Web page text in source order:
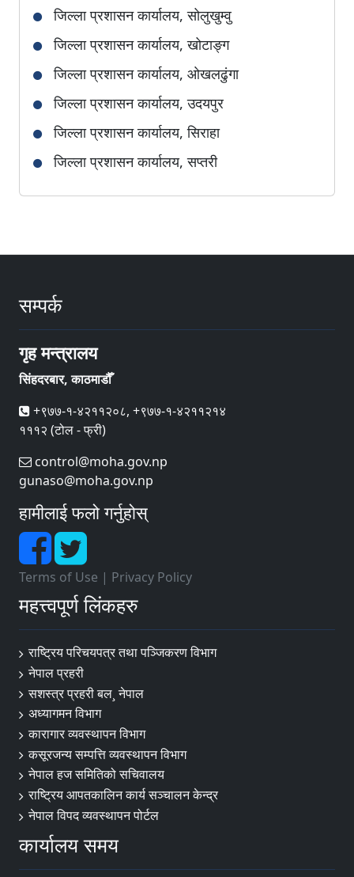
जिल्ला प्रशासन कार्यालय, सोलुखुम्वु
जिल्ला प्रशासन कार्यालय, खोटाङ्ग
जिल्ला प्रशासन कार्यालय, ओखलढुंगा
जिल्ला प्रशासन कार्यालय, उदयपुर
जिल्ला प्रशासन कार्यालय, सिराहा
जिल्ला प्रशासन कार्यालय, सप्तरी
जिल्ला प्रशासन कार्यालय, धनुषा
जिल्ला प्रशासन कार्यालय, सर्लाही
जिल्ला प्रशासन कार्यालय, रामेछाप
जिल्ला प्रशासन कार्यालय, रसुवा
जिल्ला प्रशासन कार्यालय, नुवाकोट
जिल्ला प्रशासन कार्यालय, धादिङ
जिल्ला प्रशासन कार्यालय, काठमाडौँ
जिल्ला प्रशासन कार्यालय, ललितपुर
जिल्ला प्रशासन कार्यालय, भक्तपुर
जिल्ला प्रशासन कार्यालय, काभ्रेपलाञ्‍चोक
जिल्ला प्रशासन कार्यालय, मकवानपुर
जिल्ला प्रशासन कार्यालय, रौतहट
जिल्ला प्रशासन कार्यालय, वारा
जिल्ला प्रशासन कार्यालय, पर्सा
जिल्ला प्रशासन कार्यालय, चितवन
जिल्ला प्रशासन कार्यालय, नवलपरासी (बर्दघाट सुस्ता
पूर्व)
जिल्ला प्रशासन कार्यालय, रुपन्देही
जिल्ला प्रशासन कार्यालय, कपिलवस्तु
जिल्ला प्रशासन कार्यालय, पाल्पा
सम्पर्क
गृह मन्त्रालय
सिंहदरबार, काठमाडौँ
+९७७-१-४२११२०८, +९७७-१-४२११२१४
१११२ (टोल - फ्री)
control@moha.gov.np
gunaso@moha.gov.np
हामीलाई फलो गर्नुहोस्
Terms of Use | Privacy Policy
महत्त्वपूर्ण लिंकहरु
राष्ट्रिय परिचयपत्र तथा पञ्‍जिकरण विभाग
नेपाल प्रहरी
सशस्त्र प्रहरी बल¸ नेपाल
अध्यागमन विभाग
कारागार व्यवस्थापन विभाग
कसूरजन्य सम्पत्ति व्यवस्थापन विभाग
नेपाल हज समितिको सचिवालय
राष्ट्रिय आपतकालिन कार्य सञ्चालन केन्द्र
नेपाल विपद व्यवस्थापन पोर्टल
कार्यालय समय